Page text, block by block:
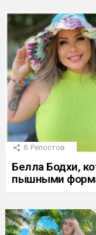
6 Репостов
Белла Бодхи,
пышными